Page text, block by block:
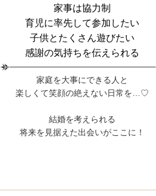
家事は協力制
育児に率先して参加したい
子供とたくさん遊びたい
感謝の気持ちを伝えられる
家庭を大事にできる人と
楽しくて笑顔の絶えない日常を…♡
結婚を考えられる
将来を見据えた出会いがここに！